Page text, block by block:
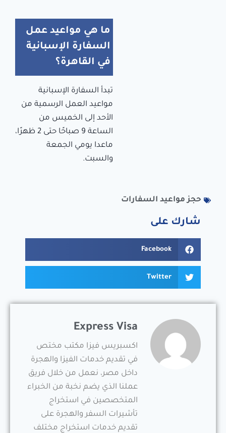
ما هي مواعيد عمل
السفارة الإسبانية
في القاهرة؟
تبدأ السفارة الإسبانية
مواعيد العمل الرسمية من
الأحد إلى الخميس من
الساعة 9 صباحًا حتى 2 ظهرًا،
ماعدا يومي الجمعة
والسبت.
حجز مواعيد السفارات
شارك على
Facebook
Twitter
Express Visa
اكسبريس فيزا مكتب مختص
في تقديم خدمات الفيزا والهجرة
داخل مصر، نعمل من خلال فريق
عملنا الذي يضم نخبة من الخبراء
المتخصصين في استخراج
تأشيرات السفر والهجرة على
تقديم خدمات استخراج مختلف